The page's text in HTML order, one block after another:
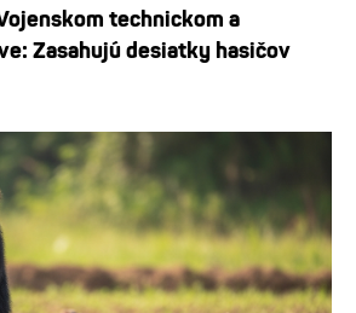
technickom a
Zasahujú desiatky hasičov